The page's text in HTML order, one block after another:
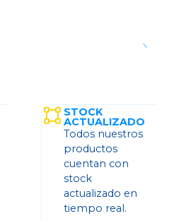
STOCK
ACTUALIZADO
Todos nuestros
productos
cuentan con
stock
actualizado en
tiempo real.